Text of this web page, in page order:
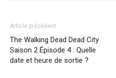
Article précédent
The Walking Dead Dead City
Saison 2 Épisode 4 : Quelle
date et heure de sortie ?